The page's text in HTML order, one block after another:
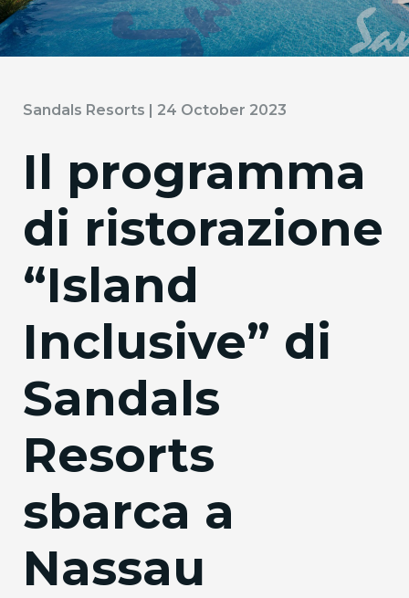
Sandals Resorts | 24 October 2023
Il programma
di ristorazione
“Island
Inclusive” di
Sandals
Resorts
sbarca a
Nassau